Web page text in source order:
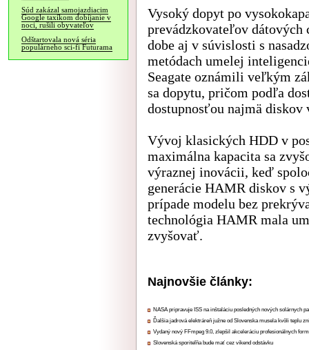
Súd zakázal samojazdiacim
Google taxíkom dobíjanie v
noci, rušili obyvateľov
Odštartovala nová séria
populárneho sci-fi Futurama
Vysoký dopyt po
prevádzkovateľov dátových
dobe aj v súvislosti s
metódach umelej
Seagate oznámili veľkým
sa dopytu, pričom podľa
dostupnosťou najmä
Vývoj klasických HDD v
maximálna kapacita sa
výraznej inovácii, keď
generácie HAMR diskov s
prípade modelu bez
technológia HAMR mala
zvyšovať.
Najnovšie články:
NASA pripravuje ISS na inštaláciu posledných nových solárnych
Ďalšia jadrová elektráreň južne od Slovenska musela kvôli teplu
Vydaný nový FFmpeg 9.0, zlepšil akceleráciu profesionálnych
Slovenská sporiteľňa bude mať cez víkend odstávku